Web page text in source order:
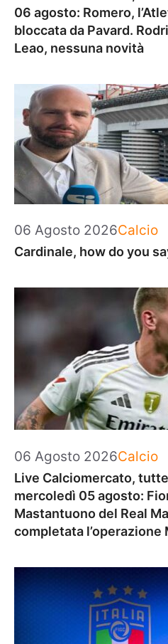
06 agosto: Romero,
bloccata da Pavard.
Leao, nessuna novità
06 Agosto 2026Calcio
Cardinale, how do you
06 Agosto 2026Calcio
Live Calciomercato,
mercoledì 05 agosto:
Mastantuono del Real
completata l’operazione